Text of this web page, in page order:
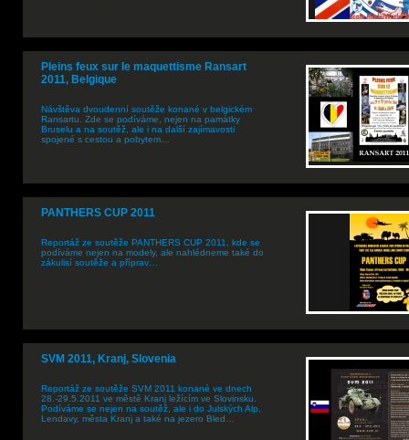
Pleins feux sur le maquettisme Ransart
2011, Belgique
Návštěva dvoudenní soutěže konané v belgickém
Ransartu. Zde se podíváme, nejen na památky
Bruselu a na soutěž, ale i na další zajímavosti
spojené s cestou a pobytem…
PANTHERS CUP 2011
Reportáž ze soutěže PANTHERS CUP 2011, kde se
podíváme nejen na modely, ale nahlédneme také do
zákulisí soutěže a příprav…
SVM 2011, Kranj, Slovenia
Reportáž ze soutěže SVM 2011 konané ve dnech
28.-29.5.2011 ve městě Kranj ležícím ve Slovinsku.
Podíváme se nejen na soutěž, ale i do Julských Alp,
Lendavy, města Kranj a také na jezero Bled…